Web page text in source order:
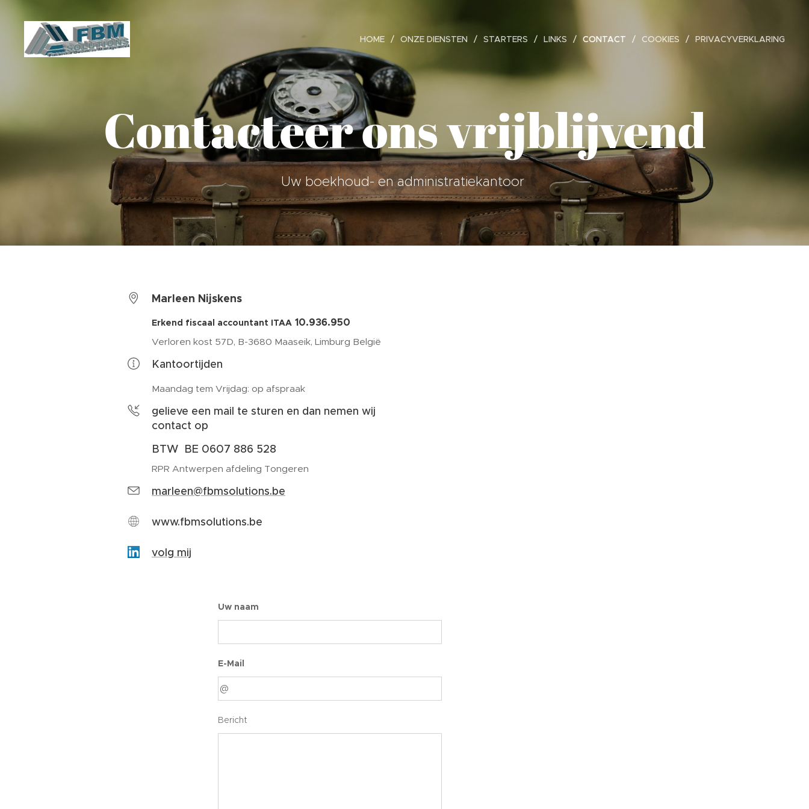
HOME ONZE DIENSTEN STARTERS LINKS CONTACT COOKIES PRIVACYVERKLARING
Contacteer ons vrijblijvend
Uw boekhoud- en administratiekantoor
Marleen Nijskens
Erkend fiscaal accountant ITAA 10.936.950
Verloren kost 57D, B-3680 Maaseik, Limburg België
Kantoortijden
Maandag tem Vrijdag: op afspraak
gelieve een mail te sturen en dan nemen wij
contact op
BTW BE 0607 886 528
RPR Antwerpen afdeling Tongeren
marleen@fbmsolutions.be
www.fbmsolutions.be
volg mij
Uw naam
E-Mail
Bericht